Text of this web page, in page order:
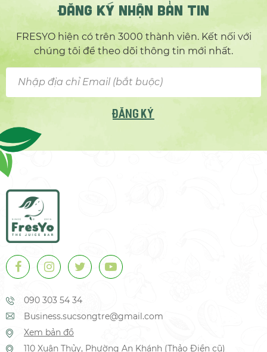
ĐĂNG KÝ NHẬN BẢN TIN
FRESYO hiện có trên 3000 thành viên. Kết nối với
chúng tôi để theo dõi thông tin mới nhất.
ĐĂNG KÝ
090 303 54 34
Business.sucsongtre@gmail.com
Xem bản đồ
110 Xuân Thủy, Phường An Khánh (Thảo Điền cũ)